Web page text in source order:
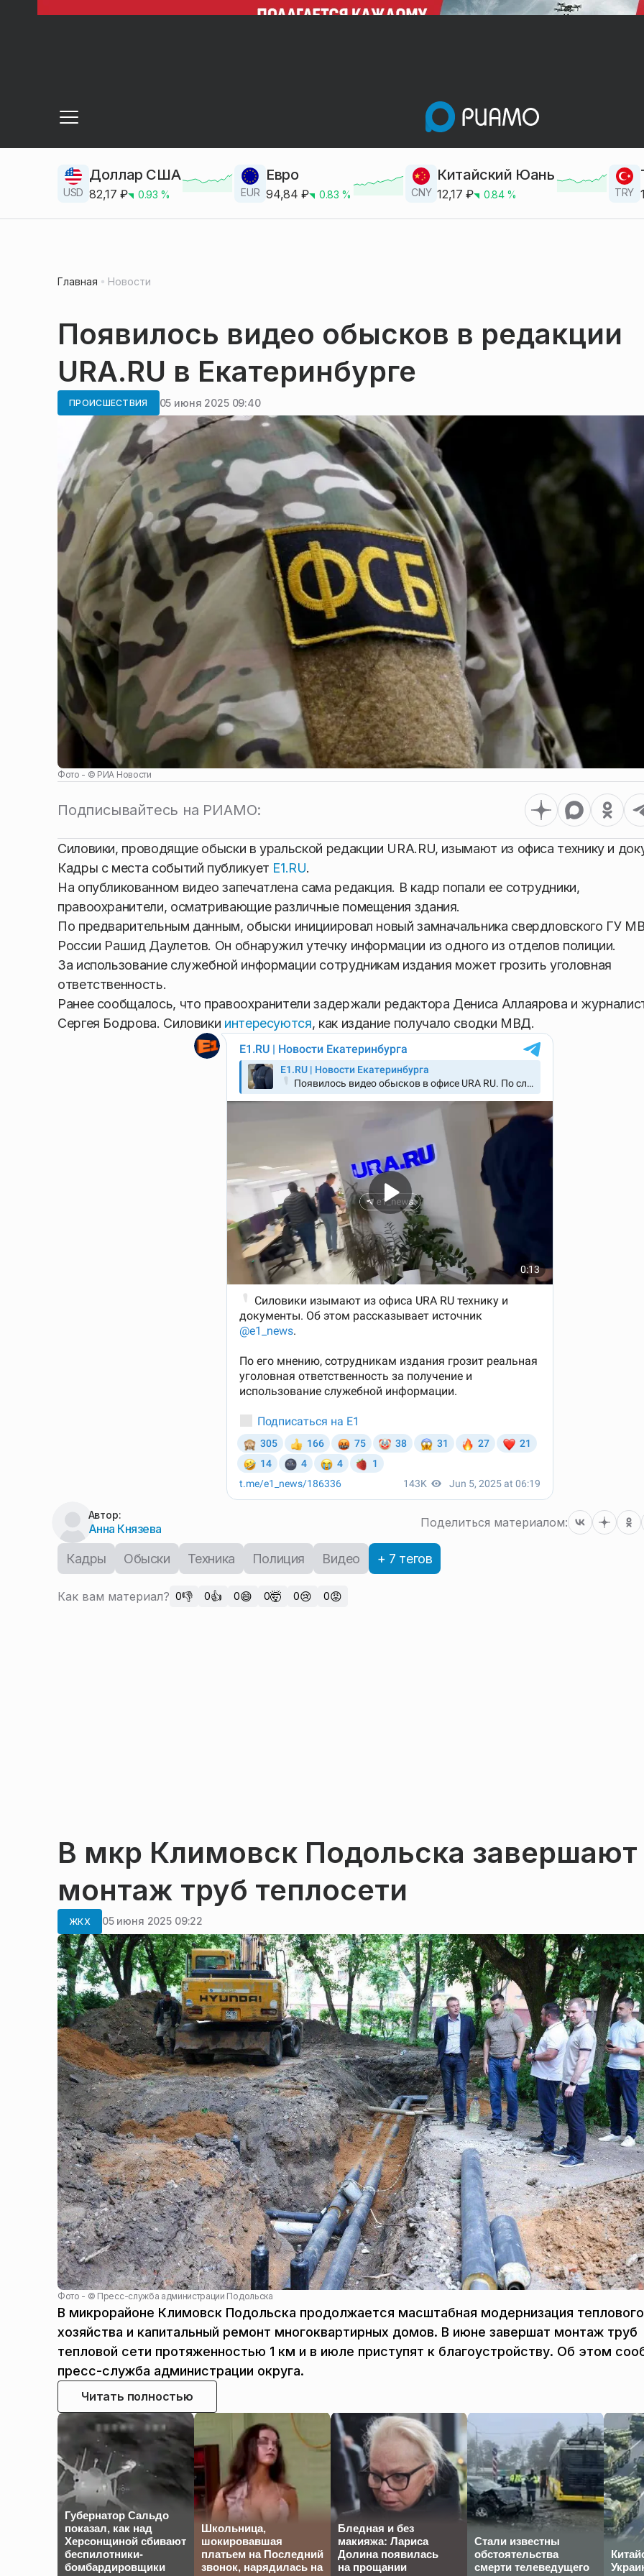
USD
Доллар США
82,17 ₽ 0.93 % EUR
Евро
94,84 ₽ 0.83 % CNY
Китайский Юань
12,17 ₽ 0.84% TRY
Главная Новости
Появилось видео обысков в редакции
URA.RU в Екатеринбурге
ПРОИСШЕСТВИЯ 05 июня 2025 09:40
Фото - © РИА Новости
Подписывайтесь на РИАМО:
Силовики, проводящие обыски в уральской редакции URA.RU, изымают из офиса технику и
Кадры с места событий публикует E1.RU.
На опубликованном видео запечатлена сама редакция. В кадр попали ее сотрудники,
правоохранители, осматривающие различные помещения здания.
По предварительным данным, обыски инициировал новый замначальника свердловского ГУ
России Рашид Даулетов. Он обнаружил утечку информации из одного из отделов полиции.
За использование служебной информации сотрудникам издания может грозить уголовная
ответственность.
Ранее сообщалось, что правоохранители задержали редактора Дениса Аллаярова и
Сергея Бодрова. Силовики интересуются, как издание получало сводки МВД.
Автор:
Анна Князева Поделиться материалом:
Кадры Обыски Техника Полиция Видео + 7 тегов
Как вам материал? 0👎 0👍 0😄 0🤯 0😢 0😡
В мкр Климовск Подольска завершают
монтаж труб теплосети
ЖКХ 05 июня 2025 09:22
Фото - © Пресс-служба администрации Подольска
В микрорайоне Климовск Подольска продолжается масштабная модернизация теплового
хозяйства и капитальный ремонт многоквартирных домов. В июне завершат монтаж труб
тепловой сети протяженностью 1 км и в июле приступят к благоустройству. Об этом
пресс-служба администрации округа.
Читать полностью
Губернатор Сальдо
показал, как над
Херсонщиной сбивают
беспилотники-
бомбардировщики
Школьница,
шокировавшая
платьем на Последний
звонок, нарядилась на
Бледная и без
макияжа: Лариса
Долина появилась
на прощании
Стали известны
обстоятельства
смерти телеведущего